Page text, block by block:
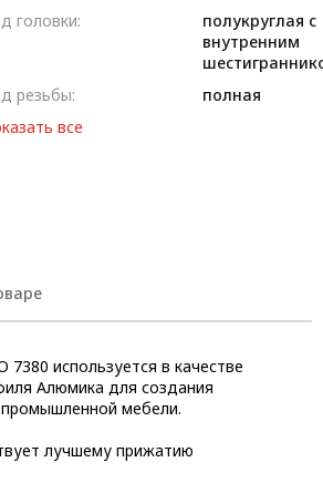
используется в качестве
Алюмика для создания
мебели.
лучшему прижатию
головки:
полукруглая с
внутренним
резьбы:
полная
все